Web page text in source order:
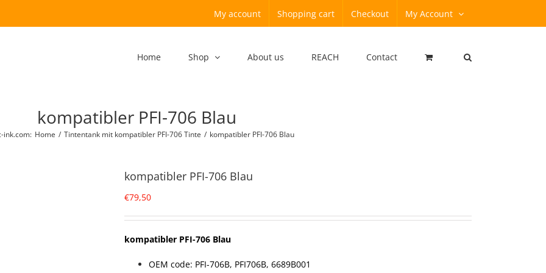
My account Shopping cart Checkout My Account
Home Shop About us REACH Contact
kompatibler PFI-706 Blau
ink.com: Home / Tintentank mit kompatibler PFI-706 Tinte / kompatibler PFI-706 Blau
kompatibler PFI-706 Blau
€79,50
kompatibler PFI-706 Blau
OEM code: PFI-706B, PFI706B, 6689B001